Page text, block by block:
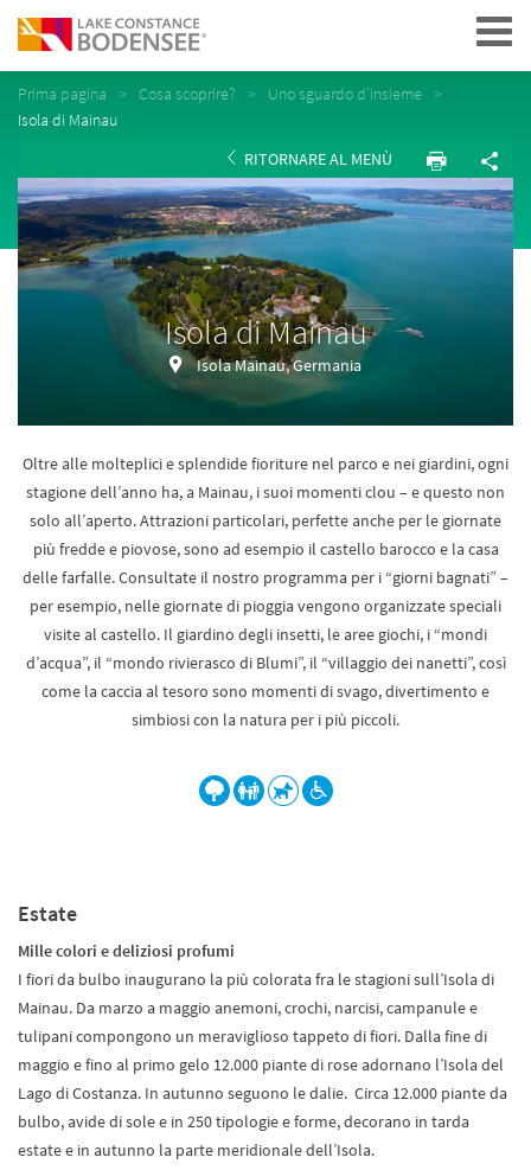
Navigation
Prima pagina Cosa scoprire?
Uno sguardo d'insieme
Isola di Mainau
RITORNARE AL MENÙ
Isola di Mainau
Isola Mainau, Germania
Oltre alle molteplici e splendide fioriture nel parco e nei giardini, ogni
stagione dell’anno ha, a Mainau, i suoi momenti clou – e questo non
solo all’aperto. Attrazioni particolari, perfette anche per le giornate
più fredde e piovose, sono ad esempio il castello barocco e la casa
delle farfalle. Consultate il nostro programma per i “giorni bagnati” –
per esempio, nelle giornate di pioggia vengono organizzate speciali
visite al castello. Il giardino degli insetti, le aree giochi, i “mondi
d’acqua”, il “mondo rivierasco di Blumi”, il “villaggio dei nanetti”, così
come la caccia al tesoro sono momenti di svago, divertimento e
simbiosi con la natura per i più piccoli.
Estate
Mille colori e deliziosi profumi
I fiori da bulbo inaugurano la più colorata fra le stagioni sull’Isola di
Mainau. Da marzo a maggio anemoni, crochi, narcisi, campanule e
tulipani compongono un meraviglioso tappeto di fiori. Dalla fine di
maggio e fino al primo gelo 12.000 piante di rose adornano l’Isola del
Lago di Costanza. In autunno seguono le dalie. Circa 12.000 piante da
bulbo, avide di sole e in 250 tipologie e forme, decorano in tarda
estate e in autunno la parte meridionale dell’Isola.